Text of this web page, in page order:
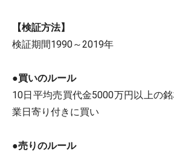
【検証方法】
検証期間1990～2019年
●買いのルール
10日平均売買代金5000万円以上の
業日寄り付きに買い
●売りのルール